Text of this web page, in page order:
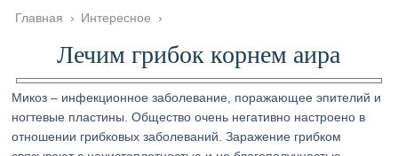
Главная › Интересное ›
Лечим грибок корнем аира
Микоз – инфекционное заболевание, поражающее эпителий и
ногтевые пластины. Общество очень негативно настроено в
отношении грибковых заболеваний. Заражение грибком